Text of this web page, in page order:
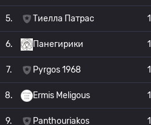
5. Тиелла Патрас 1
6. Панегирики 1
7. Pyrgos 1968 1
8. Ermis Meligous 1
9. Panthouriakos 1